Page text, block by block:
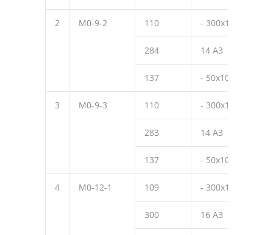
2 М0-9-2 110 - 300х10
284 14 А3
137 - 50х10
3 М0-9-3 110 - 300х10
283 14 А3
137 - 50х10
4 М0-12-1 109 - 300х10
300 16 А3